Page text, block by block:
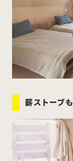
薪ストーブも